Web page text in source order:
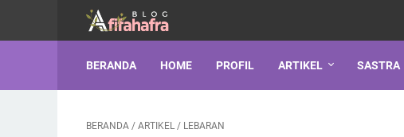
BERANDA HOME PROFIL ARTIKEL SASTRA
BERANDA / ARTIKEL / LEBARAN